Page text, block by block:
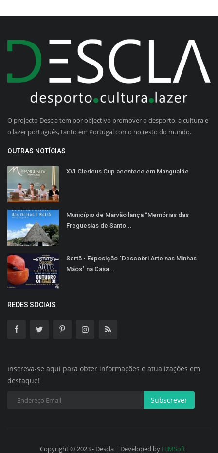
O projecto Descla tem por objectivo promover o desporto, a cultura e
o lazer português, tanto em Portugal como no resto do mundo.
OUTRAS NOTÍCIAS
XVI Clericus Cup acontece em Mangualde
Município de Marvão lança “Memórias das
Freguesias de Santo...
Sertã - Exposição "Descobri Arte nas Minhas
Mãos" na Casa...
REDES SOCIAIS
Inscreva-se aqui para obter informações e atualizações em
destaque!
Subscrever
Copyright © 2023 - Descla | Developed by HJMSoft